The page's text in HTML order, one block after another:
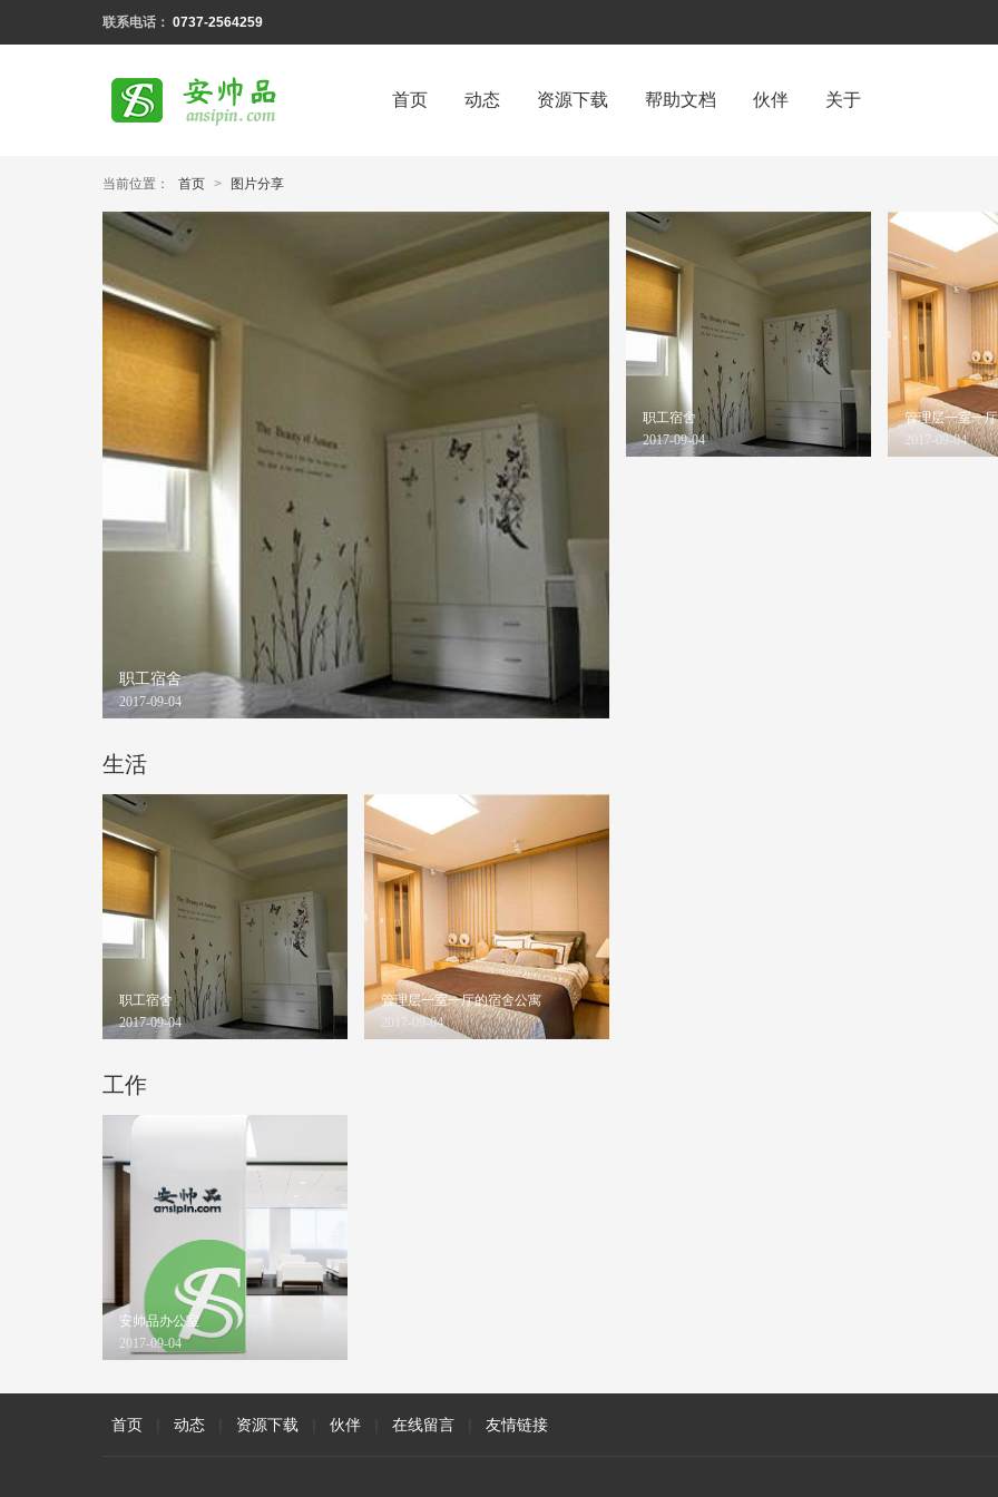
联系电话： 0737-2564259
首页 动态 资源下载 帮助文档 伙伴 关于
当前位置： 首页 > 图片分享
职工宿舍
2017-09-04
职工宿舍
2017-09-04
管理层一室一
2017-09-04
生活
职工宿舍
2017-09-04
管理层一室一厅的宿舍公寓
2017-09-04
工作
安帅品办公室
2017-09-04
首页 动态 资源下载 伙伴 在线留言 友情链接